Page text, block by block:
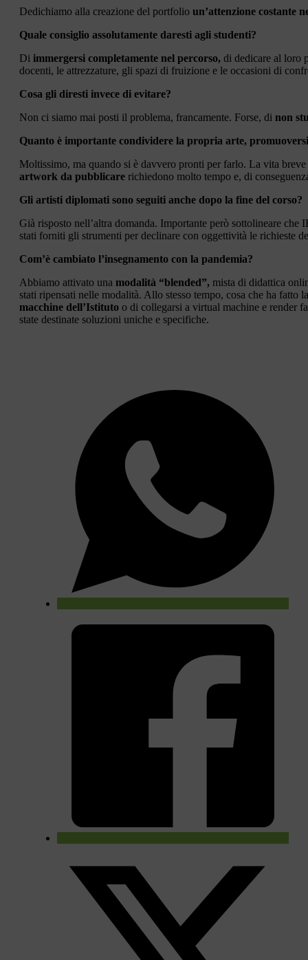
Dedichiamo alla creazione del portfolio un’attenzione costante
Quale consiglio assolutamente daresti agli studenti?
Di immergersi completamente nel percorso, di dedicare al loro
docenti, le attrezzature, gli spazi di fruizione e le occasioni di
Cosa gli diresti invece di evitare?
Non ci siamo mai posti il problema, francamente. Forse, di non
Quanto è importante condividere la propria arte,
Moltissimo, ma quando si è davvero pronti per farlo. La vita
artwork da pubblicare richiedono molto tempo e, di
Gli artisti diplomati sono seguiti anche dopo la fine del corso?
Già risposto nell’altra domanda. Importante però sottolineare che
stati forniti gli strumenti per declinare con oggettività le
Com’è cambiato l’insegnamento con la pandemia?
Abbiamo attivato una modalità “blended”, mista di didattica
stati ripensati nelle modalità. Allo stesso tempo, cosa che ha fatto
macchine dell’Istituto o di collegarsi a virtual machine e render
state destinate soluzioni uniche e specifiche.